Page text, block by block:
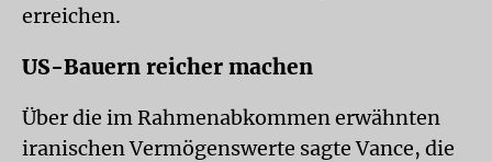
erreichen.
US-Bauern reicher machen
Über die im Rahmenabkommen erwähnten
iranischen Vermögenswerte sagte Vance, die